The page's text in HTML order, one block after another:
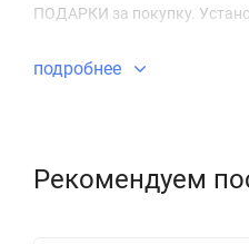
ПОДАРКИ за покупку.
подробнее
Рекомендуем